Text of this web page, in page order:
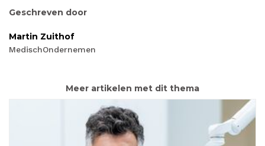
Geschreven door
Martin Zuithof
MedischOndernemen
Meer artikelen met dit thema